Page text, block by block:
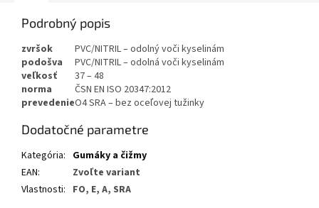
Podrobný popis
zvršok
PVC/NITRIL – odolný voči kyselinám
podošva
PVC/NITRIL – odolná voči kyselinám
veľkosť
37 – 48
norma
ČSN EN ISO 20347:2012
prevedenieO4 SRA – bez oceľovej tužinky
Dodatočné parametre
Kategória: Gumáky a čižmy
EAN:
Zvoľte variant
Vlastnosti: FO, E, A, SRA